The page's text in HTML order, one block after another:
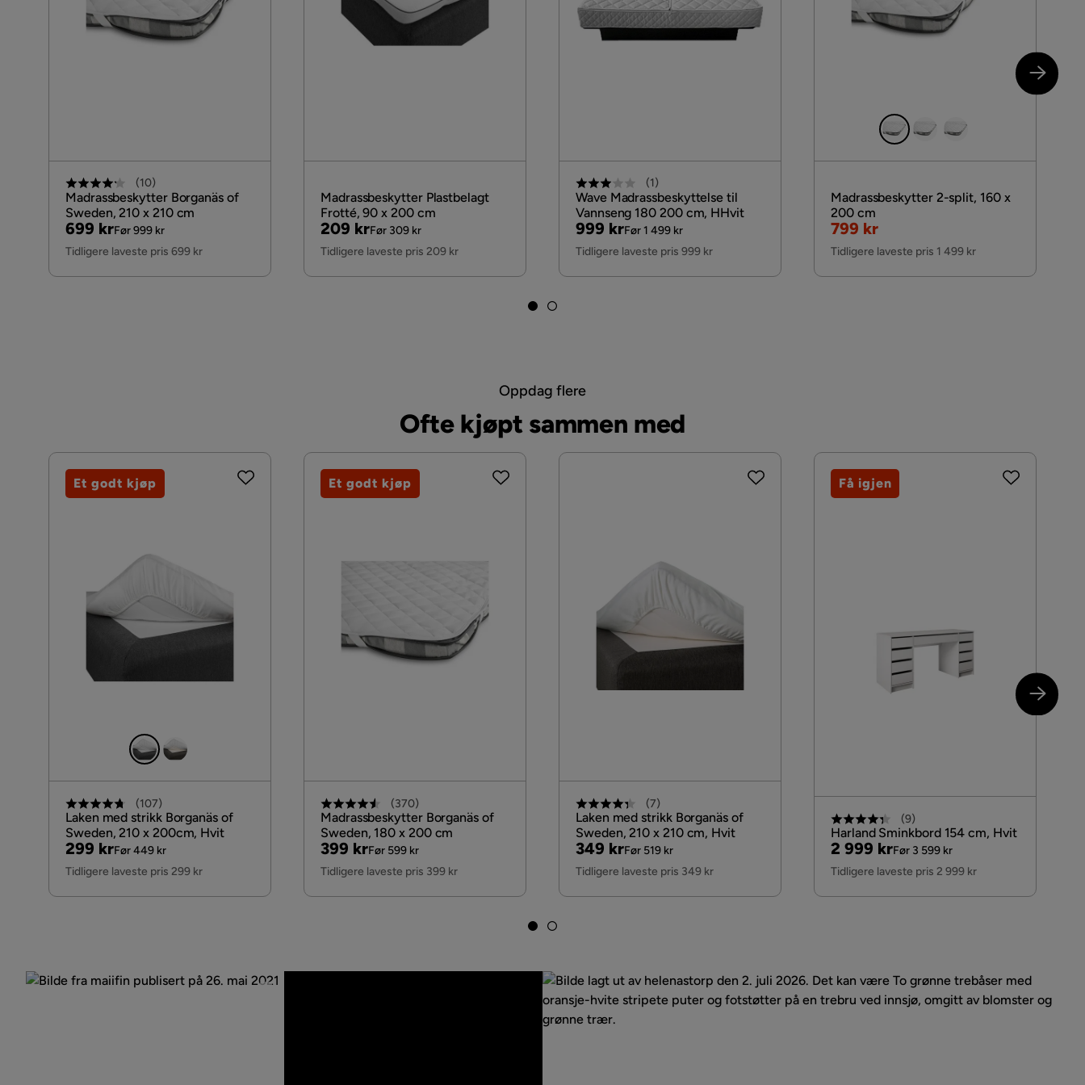
(10)
Madrassbeskytter Borganäs of
Sweden, 210 x 210 cm
Pris
699 kr
Original
Pris
Før 999 kr
Tidligere laveste pris 699 kr
Madrassbeskytter Plastbelagt
Frotté, 90 x 200 cm
Pris
209 kr
Original
Pris
Før 309 kr
Tidligere laveste pris 209 kr
(1)
Wave Madrassbeskyttelse til
Vannseng 180 200 cm, HHvit
Pris
999 kr
Original
Pris
Før 1 499 kr
Tidligere laveste pris 999 kr
Madrassbeskytter 2-split, 160 x
200 cm
Nedsatt
Pris
799 kr
Tidligere laveste pris 1 499 kr
Oppdag flere
Ofte kjøpt sammen med
(107)
Laken med strikk Borganäs of
Sweden, 210 x 200cm, Hvit
Pris
299 kr
Original
Pris
Før 449 kr
Tidligere laveste pris 299 kr
Et godt kjøp
(370)
Madrassbeskytter Borganäs of
Sweden, 180 x 200 cm
Pris
399 kr
Original
Pris
Før 599 kr
Tidligere laveste pris 399 kr
Et godt kjøp
(7)
Laken med strikk Borganäs of
Sweden, 210 x 210 cm, Hvit
Pris
349 kr
Original
Pris
Før 519 kr
Tidligere laveste pris 349 kr
(9)
Harland Sminkbord 154 cm, Hvit
Pris
2 999 kr
Original
Pris
Før 3 599 kr
Tidligere laveste pris 2 999 kr
Få igjen